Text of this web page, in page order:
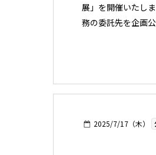
展」を開催いたし
務の委託先を企画
2025/7/17（木）